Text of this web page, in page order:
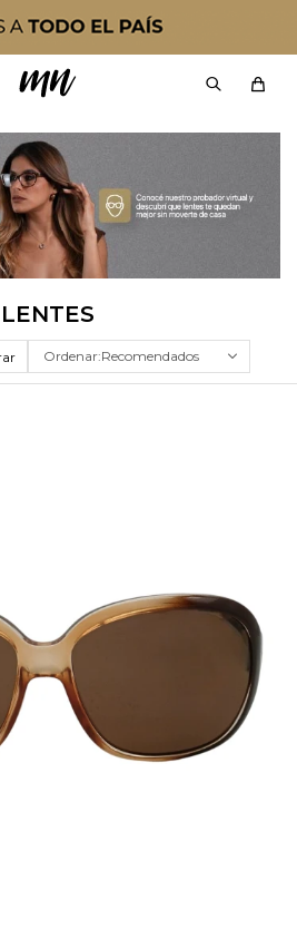
LENTES
Recomendados